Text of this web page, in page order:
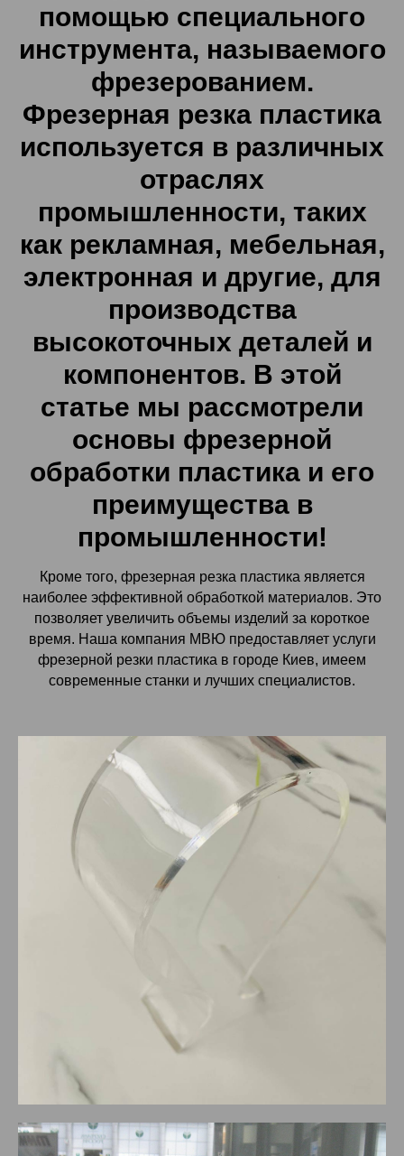
помощью специального
инструмента, называемого
фрезерованием.
Фрезерная резка пластика
используется в различных
отраслях
промышленности, таких
как рекламная, мебельная,
электронная и другие, для
производства
высокоточных деталей и
компонентов. В этой
статье мы рассмотрели
основы фрезерной
обработки пластика и его
преимущества в
промышленности!
Кроме того, фрезерная резка пластика является
наиболее эффективной обработкой материалов. Это
позволяет увеличить объемы изделий за короткое
время. Наша компания МВЮ предоставляет услуги
фрезерной резки пластика в городе Киев, имеем
современные станки и лучших специалистов.